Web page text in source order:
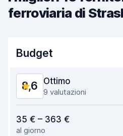
ferroviaria di
Budget
8,6 Ottimo
9 valutazioni
Facile da trovare
35 € – 363 €
al giorno